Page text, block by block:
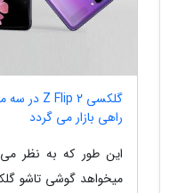
راهی بازار می گردد
این طور که به نظر